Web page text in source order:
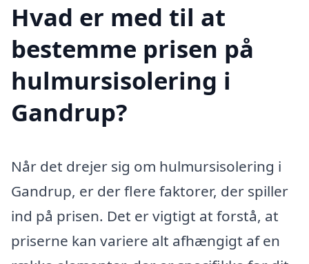
Hvad er med til at
bestemme prisen på
hulmursisolering i
Gandrup?
Når det drejer sig om hulmursisolering i
Gandrup, er der flere faktorer, der spiller
ind på prisen. Det er vigtigt at forstå, at
priserne kan variere alt afhængigt af en